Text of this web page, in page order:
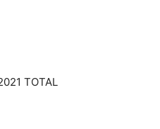
TOTAL